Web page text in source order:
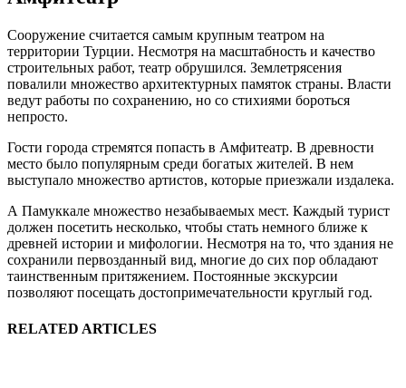
Сооружение считается самым крупным театром на
территории Турции. Несмотря на масштабность и качество
строительных работ, театр обрушился. Землетрясения
повалили множество архитектурных памяток страны. Власти
ведут работы по сохранению, но со стихиями бороться
непросто.
Гости города стремятся попасть в Амфитеатр. В древности
место было популярным среди богатых жителей. В нем
выступало множество артистов, которые приезжали издалека.
А Памуккале множество незабываемых мест. Каждый турист
должен посетить несколько, чтобы стать немного ближе к
древней истории и мифологии. Несмотря на то, что здания не
сохранили первозданный вид, многие до сих пор обладают
таинственным притяжением. Постоянные экскурсии
позволяют посещать достопримечательности круглый год.
RELATED ARTICLES